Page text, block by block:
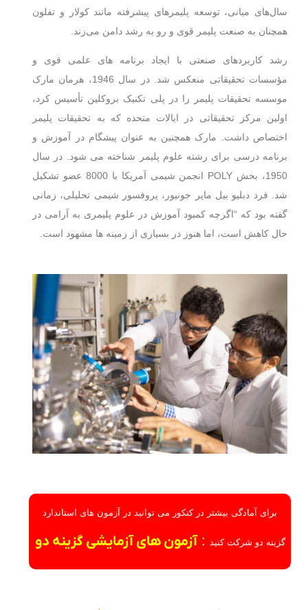
سال‌های میانی، توسعه پلیمرهای پیشرفته مانند کولار و تفلون
همچنان به صنعت پلیمر قوی و رو به رشد دامن می‌زند.
رشد کاربردهای صنعتی با ایجاد برنامه های علمی قوی و
مؤسسات تحقیقاتی منعکس شد. در سال 1946، هرمان مارک
موسسه تحقیقات پلیمر را در پلی تکنیک بروکلین تأسیس کرد،
اولین مرکز تحقیقاتی در ایالات متحده که به تحقیقات پلیمر
اختصاص داشت. مارک همچنین به عنوان پیشگام در آموزش و
برنامه درسی برای رشته علوم پلیمر شناخته می شود. در سال
1950، بخش POLY انجمن شیمی آمریکا با 8000 عضو تشکیل
شد. فرد دبلیو بیل مایر جونیور، پروفسور شیمی تحلیلی، زمانی
گفته بود که “اگرچه کمبود آموزش در علوم پلیمری به آرامی در
حال کاهش است، اما هنوز در بسیاری از زمینه ها مشهود است.
برای آمادگی بیشتر در کنکور می توانید در آزمون های استاندارد
گزینه دو شرکت کنید :آزمون های آزمایشی گزینه دو